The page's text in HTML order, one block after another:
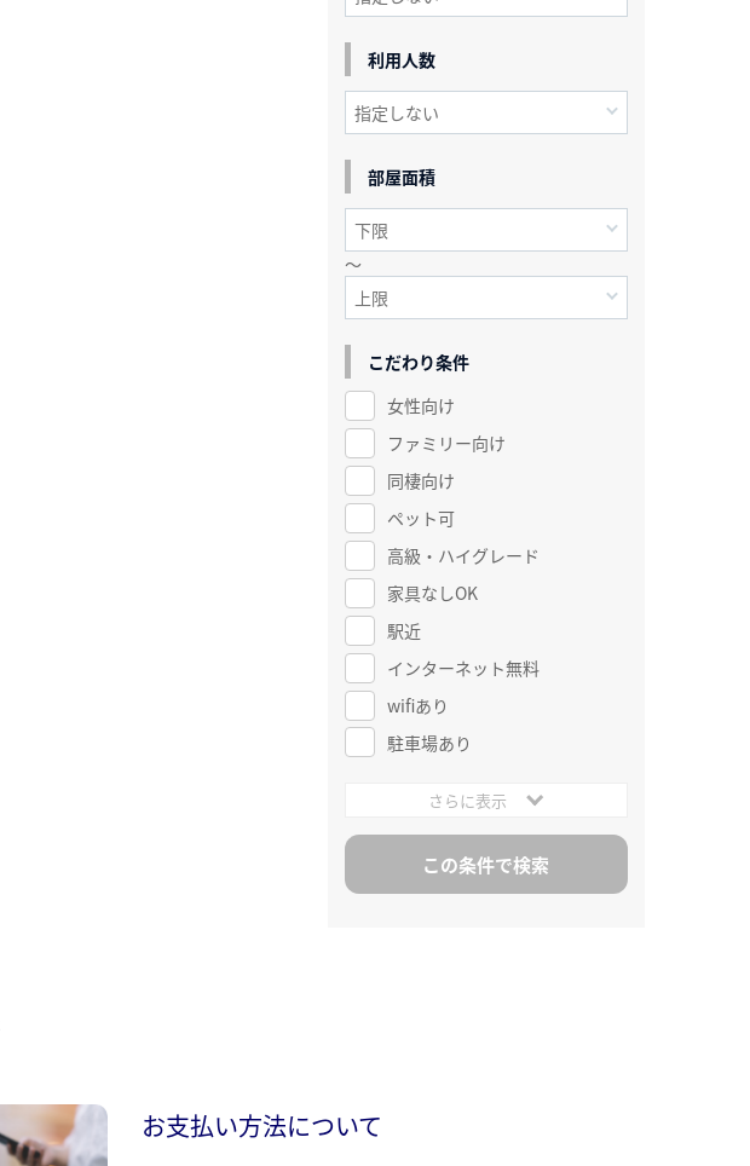
利用人数
部屋面積
～
こだわり条件
女性向け
ファミリー向け
同棲向け
ペット可
高級・ハイグレード
家具なしOK
駅近
インターネット無料
wifiあり
駐車場あり
さらに表示
お支払い方法について